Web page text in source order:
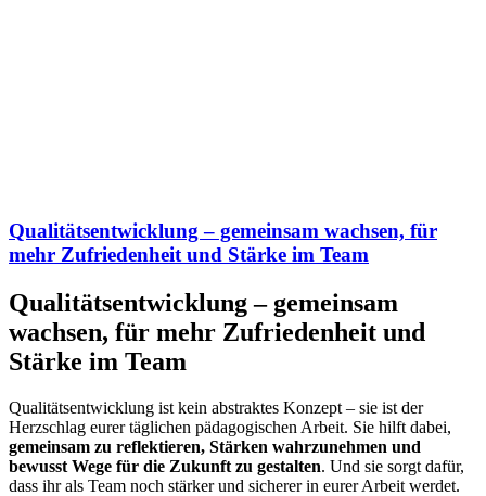
Qualitätsentwicklung – gemeinsam wachsen, für
mehr Zufriedenheit und Stärke im Team
Qualitätsentwicklung – gemeinsam
wachsen, für mehr Zufriedenheit und
Stärke im Team
Qualitätsentwicklung ist kein abstraktes Konzept – sie ist der
Herzschlag eurer täglichen pädagogischen Arbeit. Sie hilft dabei,
gemeinsam zu reflektieren, Stärken wahrzunehmen und
bewusst Wege für die Zukunft zu gestalten. Und sie sorgt dafür,
dass ihr als Team noch stärker und sicherer in eurer Arbeit werdet.